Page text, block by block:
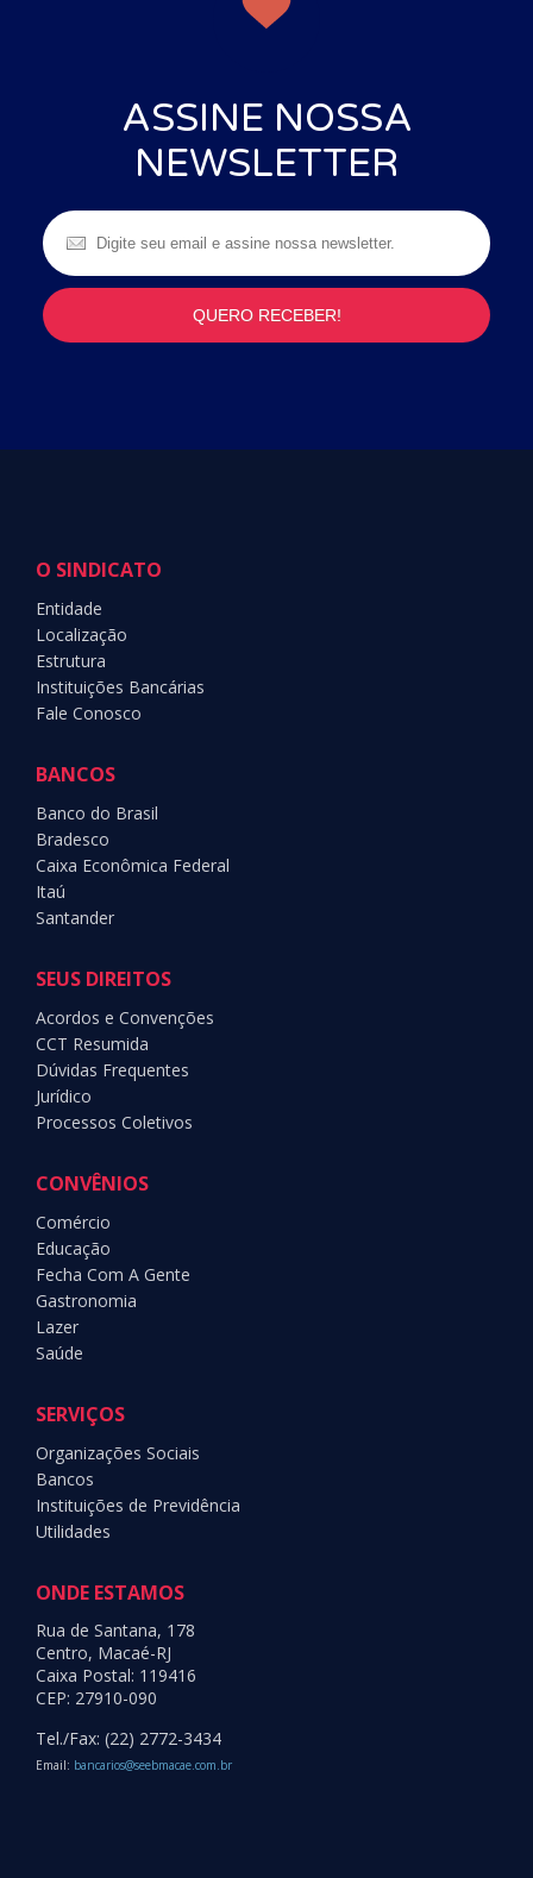
ASSINE NOSSA
NEWSLETTER
O SINDICATO
Entidade
Localização
Estrutura
Instituições Bancárias
Fale Conosco
BANCOS
Banco do Brasil
Bradesco
Caixa Econômica Federal
Itaú
Santander
SEUS DIREITOS
Acordos e Convenções
CCT Resumida
Dúvidas Frequentes
Jurídico
Processos Coletivos
CONVÊNIOS
Comércio
Educação
Fecha Com A Gente
Gastronomia
Lazer
Saúde
SERVIÇOS
Organizações Sociais
Bancos
Instituições de Previdência
Utilidades
ONDE ESTAMOS
Rua de Santana, 178
Centro, Macaé-RJ
Caixa Postal: 119416
CEP: 27910-090
Tel./Fax: (22) 2772-3434
Email: bancarios@seebmacae.com.br